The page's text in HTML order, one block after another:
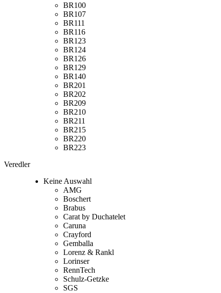
BR100
BR107
BR111
BR116
BR123
BR124
BR126
BR129
BR140
BR201
BR202
BR209
BR210
BR211
BR215
BR220
BR223
Veredler
Keine Auswahl
AMG
Boschert
Brabus
Carat by Duchatelet
Caruna
Crayford
Gemballa
Lorenz & Rankl
Lorinser
RennTech
Schulz-Getzke
SGS